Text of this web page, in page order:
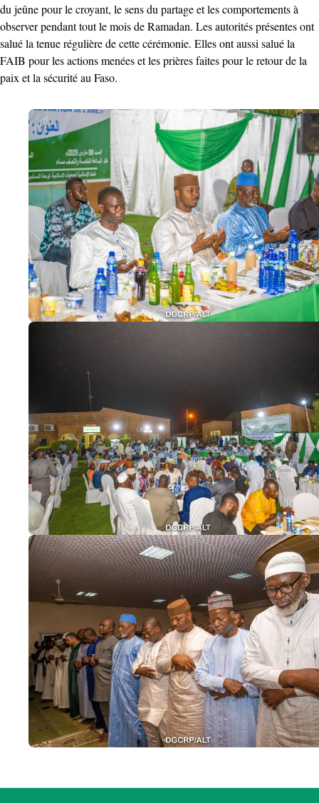
du jeûne pour le croyant, le sens du partage et les comportements à
observer pendant tout le mois de Ramadan. Les autorités présentes ont
salué la tenue régulière de cette cérémonie. Elles ont aussi salué la
FAIB pour les actions menées et les prières faites pour le retour de la
paix et la sécurité au Faso.